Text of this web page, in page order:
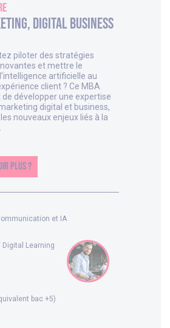
Digital Business
piloter des stratégies
et mettre le
artificielle au
client ? Ce MBA
développer une expertise
digital et business,
nouveaux enjeux liés à la
PLUS ?
et IA
Learning
bac +5)